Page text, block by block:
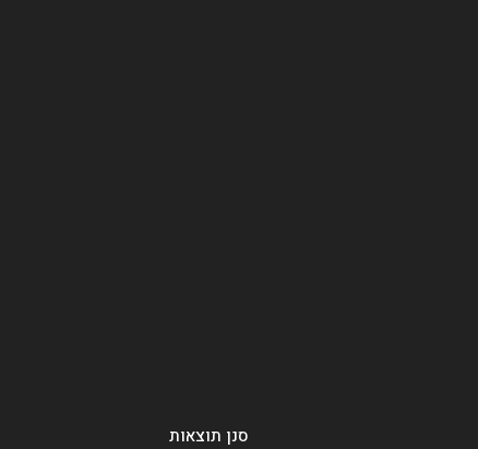
סנן תוצאות